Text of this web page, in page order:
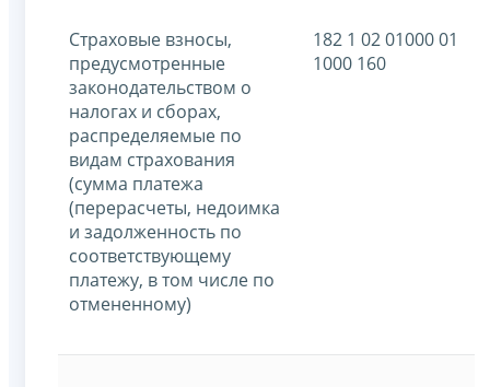
Страховые взносы,
предусмотренные
законодательством о
налогах и сборах,
распределяемые по
видам страхования
(сумма платежа
(перерасчеты, недоимка
и задолженность по
соответствующему
платежу, в том числе по
отмененному)
182 1 02 01000 01
1000 160